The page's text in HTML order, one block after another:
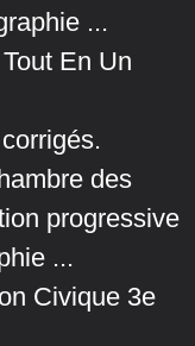
...
En Un
des
progressive
...
Civique 3e